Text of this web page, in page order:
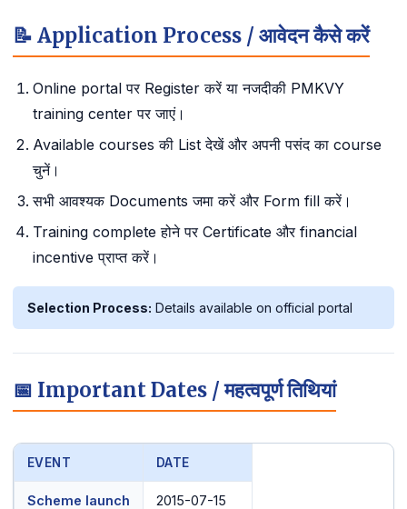
📝 Application Process / आवेदन कैसे करें
Online portal पर Register करें या नजदीकी PMKVY
training center पर जाएं।
Available courses की List देखें और अपनी पसंद का course
चुनें।
सभी आवश्यक Documents जमा करें और Form fill करें।
Training complete होने पर Certificate और financial
incentive प्राप्त करें।
Selection Process: Details available on official portal
📅 Important Dates / महत्वपूर्ण तिथियां
EVENT DATE
Scheme launch 2015-07-15